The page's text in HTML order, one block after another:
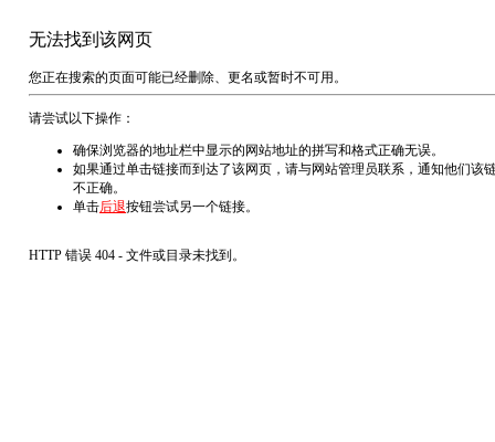
无法找到该网页
您正在搜索的页面可能已经删除、更名或暂时不可用。
请尝试以下操作：
确保浏览器的地址栏中显示的网站地址的拼写和格式正确无误。
如果通过单击链接而到达了该网页，请与网站管理员联系，通知他们该
不正确。
单击后退按钮尝试另一个链接。
HTTP 错误 404 - 文件或目录未找到。